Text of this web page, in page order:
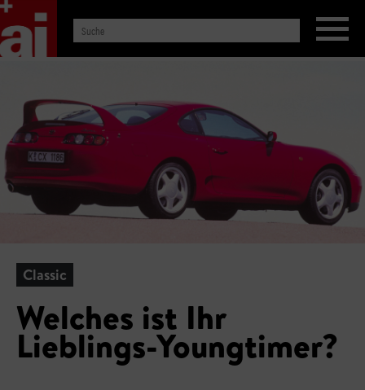
Classic
Welches ist Ihr
Lieblings-Youngtimer?